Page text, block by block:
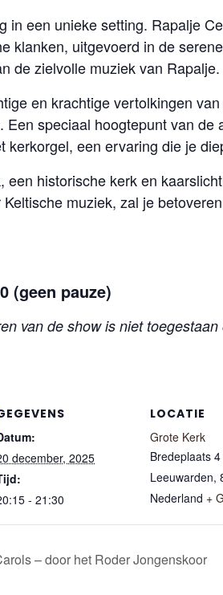
in een unieke setting. Rapalje
klanken, uitgevoerd in de
de zielvolle muziek van Rapalje.
en krachtige vertolkingen
Een speciaal hoogtepunt van
kerkorgel, een ervaring die je
een historische kerk en
muziek, zal je
(geen pauze)
van de show is niet
december, 2025
- 21:30
LOCATIE
Grote Kerk
Bredeplaats 4
Leeuwarden,
Nederland +
– door het Roder Jongenskoor